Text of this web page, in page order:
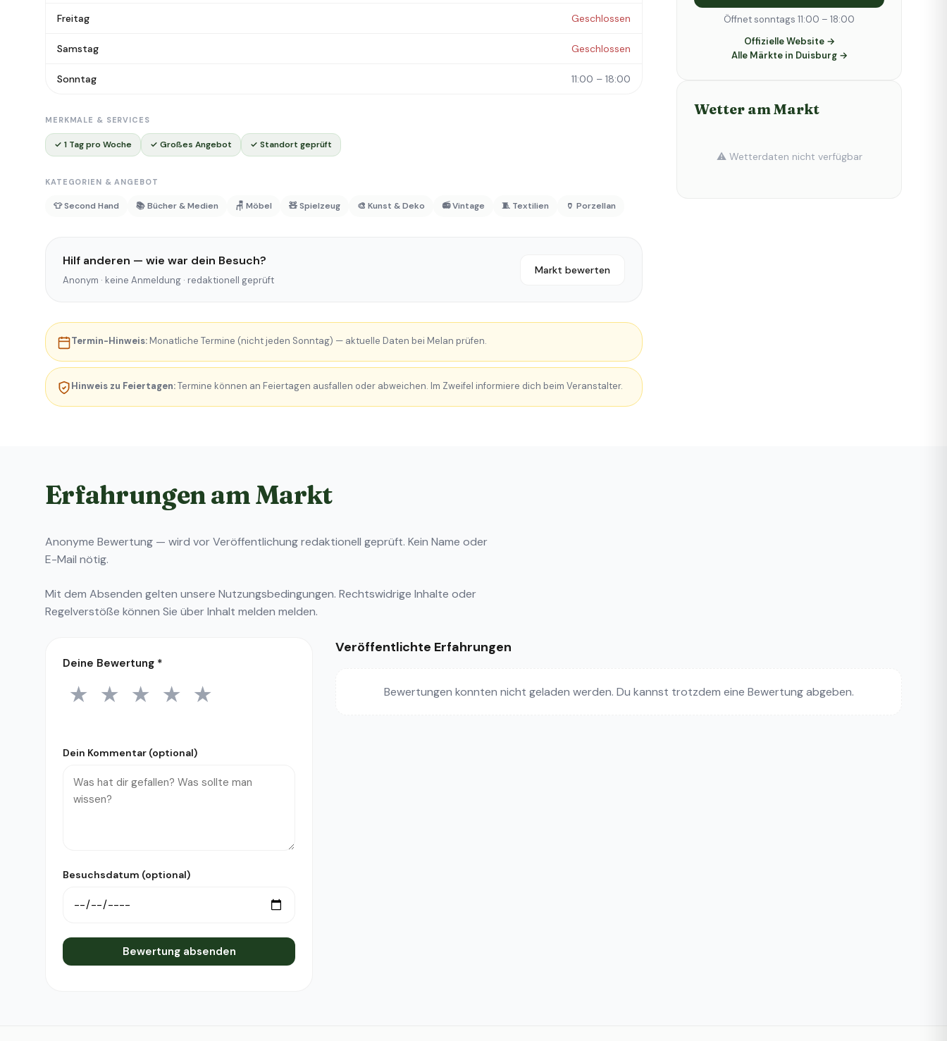
Freitag Geschlossen
Samstag Geschlossen
Sonntag 11:00 – 18:00
MERKMALE & SERVICES
✓ 1 Tag pro Woche ✓ Großes Angebot ✓ Standort geprüft
KATEGORIEN & ANGEBOT
👕 Second Hand 📚 Bücher & Medien 🪑 Möbel 🧸 Spielzeug 🎨 Kunst & Deko 📻 Vintage 🧵 Textilien 🏺 Porzellan
Hilf anderen — wie war dein Besuch?
Anonym · keine Anmeldung · redaktionell geprüft
Markt bewerten
Termin-Hinweis: Monatliche Termine (nicht jeden Sonntag) — aktuelle Daten bei Melan prüfen.
Hinweis zu Feiertagen:Termine können an Feiertagen ausfallen oder abweichen. Im Zweifel informiere dich beim Veranstalter.
Öffnet sonntags 11:00 – 18:00
Offizielle Website →
Alle Märkte in Duisburg →
Wetter am Markt
⚠️ Wetterdaten nicht verfügbar
Erfahrungen am Markt
Anonyme Bewertung — wird vor Veröffentlichung redaktionell geprüft. Kein Name oder
E-Mail nötig.
Mit dem Absenden gelten unsere Nutzungsbedingungen. Rechtswidrige Inhalte oder
Regelverstöße können Sie überInhalt melden melden.
Deine Bewertung *
1 Stern
★ 2 Sterne
★ 3 Sterne
★ 4 Sterne
★ 5 Sterne
★
Dein Kommentar (optional)
Besuchsdatum (optional)
Bewertung absenden
Veröffentlichte Erfahrungen
Bewertungen konnten nicht geladen werden. Du kannst trotzdem eine Bewertung abgeben.